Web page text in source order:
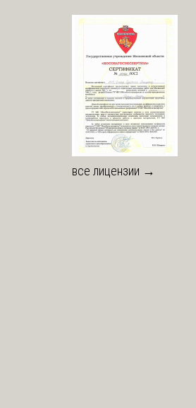
все лицензии →